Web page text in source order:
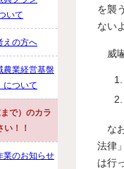
を襲
ない
威
な
法律
は行
いて
えの方へ
農業経営基盤
について
で）のカラ
い！！
業のお知らせ